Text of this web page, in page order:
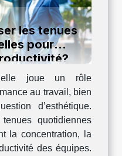
les tenues
pour
joue un rôle
au travail, bien
d’esthétique.
quotidiennes
la concentration, la
des équipes.